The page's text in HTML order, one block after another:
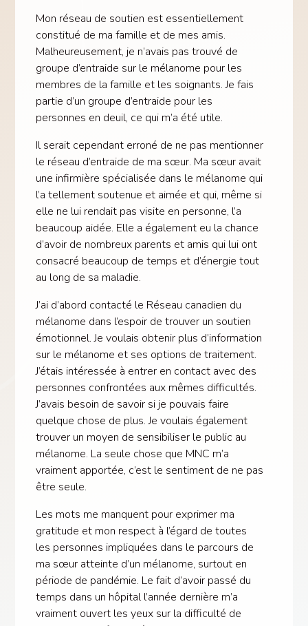
Mon réseau de soutien est essentiellement
constitué de ma famille et de mes amis.
Malheureusement, je n’avais pas trouvé de
groupe d’entraide sur le mélanome pour les
membres de la famille et les soignants. Je fais
partie d’un groupe d’entraide pour les
personnes en deuil, ce qui m’a été utile.
Il serait cependant erroné de ne pas mentionner
le réseau d’entraide de ma sœur. Ma sœur avait
une infirmière spécialisée dans le mélanome qui
l’a tellement soutenue et aimée et qui, même si
elle ne lui rendait pas visite en personne, l’a
beaucoup aidée. Elle a également eu la chance
d’avoir de nombreux parents et amis qui lui ont
consacré beaucoup de temps et d’énergie tout
au long de sa maladie.
J’ai d’abord contacté le Réseau canadien du
mélanome dans l’espoir de trouver un soutien
émotionnel. Je voulais obtenir plus d’information
sur le mélanome et ses options de traitement.
J’étais intéressée à entrer en contact avec des
personnes confrontées aux mêmes difficultés.
J’avais besoin de savoir si je pouvais faire
quelque chose de plus. Je voulais également
trouver un moyen de sensibiliser le public au
mélanome. La seule chose que MNC m’a
vraiment apportée, c’est le sentiment de ne pas
être seule.
Les mots me manquent pour exprimer ma
gratitude et mon respect à l’égard de toutes
les personnes impliquées dans le parcours de
ma sœur atteinte d’un mélanome, surtout en
période de pandémie. Le fait d’avoir passé du
temps dans un hôpital l’année dernière m’a
vraiment ouvert les yeux sur la difficulté de